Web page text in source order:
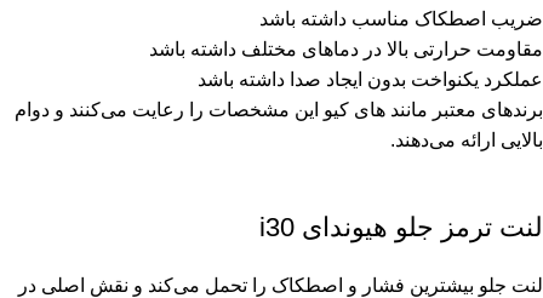
ضریب اصطکاک مناسب داشته باشد
مقاومت حرارتی بالا در دماهای مختلف داشته باشد
عملکرد یکنواخت بدون ایجاد صدا داشته باشد
برندهای معتبر مانند های کیو این مشخصات را رعایت می‌کنند و دوام
بالایی ارائه می‌دهند.
لنت ترمز جلو هیوندای i30
لنت جلو بیشترین فشار و اصطکاک را تحمل می‌کند و نقش اصلی در